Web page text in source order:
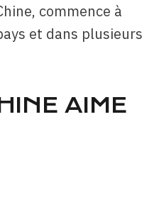
commence à
et dans plusieurs
AIME